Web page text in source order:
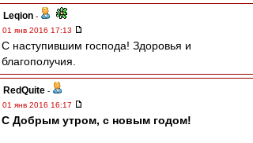
Leqion -
01 янв 2016 17:13
С наступившим господа! Здоровья и
благополучия.
RedQuite -
01 янв 2016 16:17
С Добрым утром, с новым годом!